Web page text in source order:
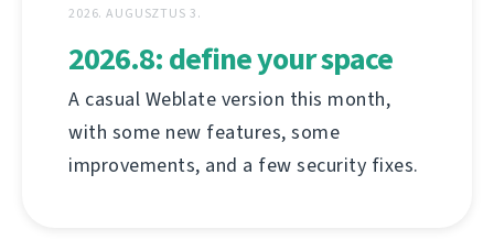
2026. AUGUSZTUS 3.
2026.8: define your space
A casual Weblate version this month,
with some new features, some
improvements, and a few security fixes.